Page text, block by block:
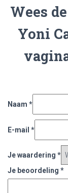
Wees
Yoni
Naam *
E-mail *
Je waardering *
Je beoordeling *